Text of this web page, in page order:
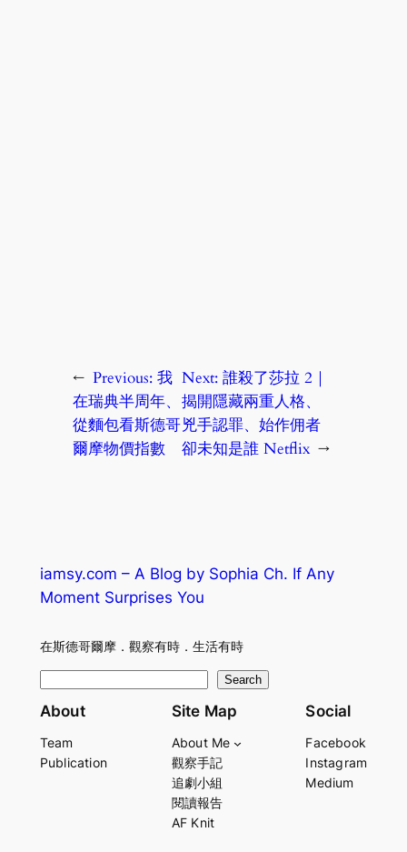
← Previous: 我
在瑞典半周年、
從麵包看斯德哥
爾摩物價指數
Next: 誰殺了莎拉 2｜
揭開隱藏兩重人格、
兇手認罪、始作佣者
卻未知是誰 Netflix →
iamsy.com – A Blog by Sophia Ch. If Any
Moment Surprises You
在斯德哥爾摩．觀察有時．生活有時
e
r
Search
About
Team
Publication
Site Map
About Me
觀察手記
追劇小組
閱讀報告
AF Knit
Social
Facebook
Instagram
Medium